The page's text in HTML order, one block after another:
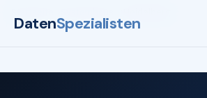
DatenSpezialisten